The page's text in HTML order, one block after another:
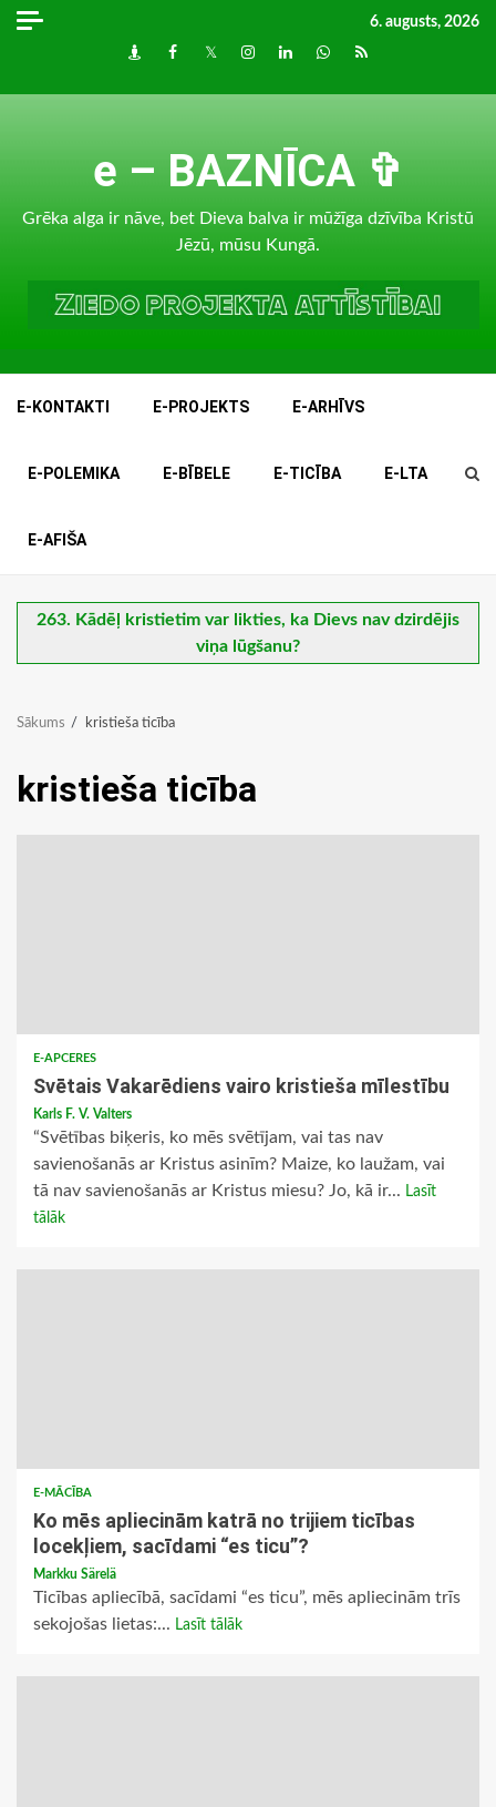
Skip
6. augusts, 2026
DraugiemFacebook
TwitterInstagram
LinkedInwhatsapp
RSS
e – BAZNĪCA ✞
Grēka alga ir nāve, bet Dieva balva ir mūžīga dzīvība Kristū
Jēzū, mūsu Kungā.
E-KONTAKTI E-PROJEKTS E-ARHĪVS
E-POLEMIKA E-BĪBELE E-TICĪBA E-LTA
E-AFIŠA
263. Kādēļ kristietim var likties, ka Dievs nav dzirdējis
viņa lūgšanu?
Sākums kristieša ticība
kristieša ticība
E-APCERES
Svētais Vakarēdiens vairo kristieša mīlestību
Karls F. V. Valters
“Svētības biķeris, ko mēs svētījam, vai tas nav
savienošanās ar Kristus asinīm? Maize, ko laužam, vai
tā nav savienošanās ar Kristus miesu? Jo, kā ir... Lasīt
tālāk
E-MĀCĪBA
Ko mēs apliecinām katrā no trijiem ticības
locekļiem, sacīdami “es ticu”?
Markku Särelä
Ticības apliecībā, sacīdami “es ticu”, mēs apliecinām trīs
sekojošas lietas:... Lasīt tālāk